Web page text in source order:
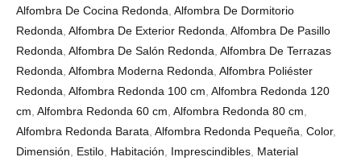
Alfombra De Cocina Redonda, Alfombra De Dormitorio
Redonda, Alfombra De Exterior Redonda, Alfombra De Pasillo
Redonda, Alfombra De Salón Redonda, Alfombra De Terrazas
Redonda, Alfombra Moderna Redonda, Alfombra Poliéster
Redonda, Alfombra Redonda 100 cm, Alfombra Redonda 120
cm, Alfombra Redonda 60 cm, Alfombra Redonda 80 cm,
Alfombra Redonda Barata, Alfombra Redonda Pequeña, Color,
Dimensión, Estilo, Habitación, Imprescindibles, Material